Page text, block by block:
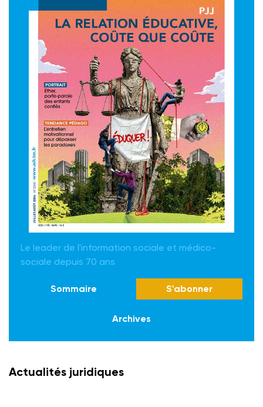
Le leader de l'information sociale et médico-
sociale depuis 70 ans
Sommaire S'abonner
Archives
Actualités juridiques